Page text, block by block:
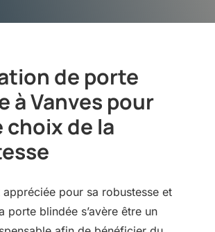
de porte
à Vanves pour
choix de la
appréciée pour sa robustesse et
porte blindée s’avère être un